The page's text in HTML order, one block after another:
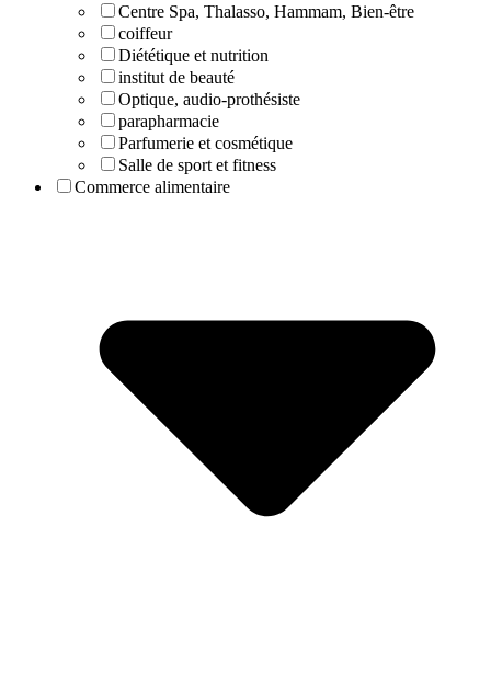
Centre Spa, Thalasso, Hammam, Bien-être
coiffeur
Diététique et nutrition
institut de beauté
Optique, audio-prothésiste
parapharmacie
Parfumerie et cosmétique
Salle de sport et fitness
Commerce alimentaire